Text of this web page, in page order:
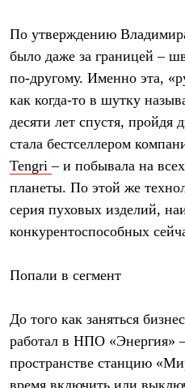
Где купить
По утверждению
было даже за границей –
по-другому. Именно эта,
как когда-то в шутку
десяти лет спустя, пройдя
стала бестселлером
Tengri– и побывала на
планеты. По этой же
серия пуховых изделий,
конкурентоспособных
Попали в сегмент
До того как заняться
работал в НПО «Энергия»
пространстве станцию
время включить или